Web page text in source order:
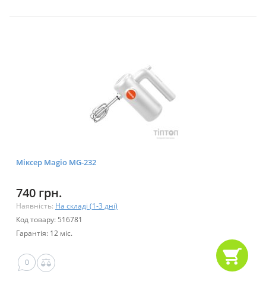
Міксер Magio MG-232
740 грн.
Наявність: На складі (1-3 дні)
Код товару: 516781
Гарантія: 12 міс.
0